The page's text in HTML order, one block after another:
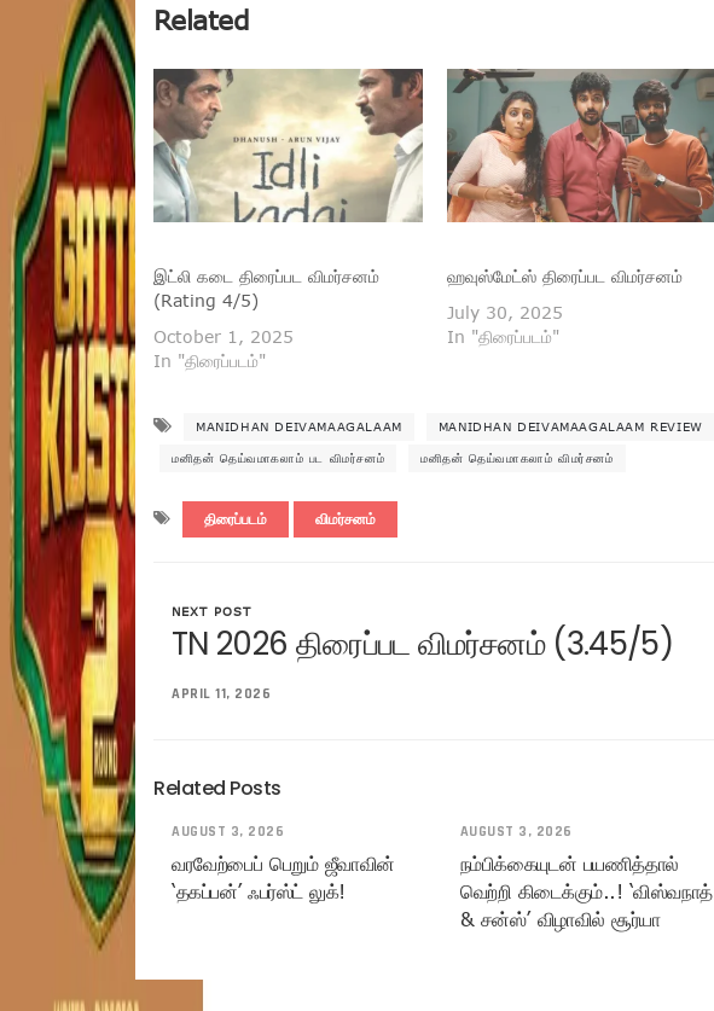
Related
இட்லி கடை திரைப்பட விமர்சனம்
(Rating 4/5)
October 1, 2025
In "திரைப்படம்"
ஹவுஸ்மேட்ஸ் திரைப்பட விமர்சனம்
July 30, 2025
In "திரைப்படம்"
MANIDHAN DEIVAMAAGALAAM MANIDHAN DEIVAMAAGALAAM REVIEW
மனிதன் தெய்வமாகலாம் பட விமர்சனம் மனிதன் தெய்வமாகலாம் விமர்சனம்
திரைப்படம் விமர்சனம்
NEXT POST
TN 2026 திரைப்பட விமர்சனம் (3.45/5)
APRIL 11, 2026
Related Posts
AUGUST 3, 2026
வரவேற்பைப் பெறும் ஜீவாவின்
‘தகப்பன்’ ஃபர்ஸ்ட் லுக்!
AUGUST 3, 2026
நம்பிக்கையுடன் பயணித்தால்
வெற்றி கிடைக்கும்..! ‘விஸ்வநாத்
& சன்ஸ்’ விழாவில் சூர்யா